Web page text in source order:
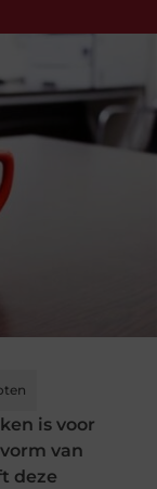
is voor
van
deze